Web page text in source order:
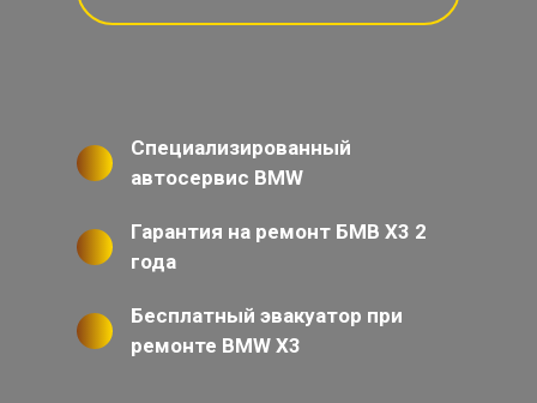
Специализированный
автосервис BMW
Гарантия на ремонт БМВ Х3 2
года
Бесплатный эвакуатор при
ремонте BMW X3